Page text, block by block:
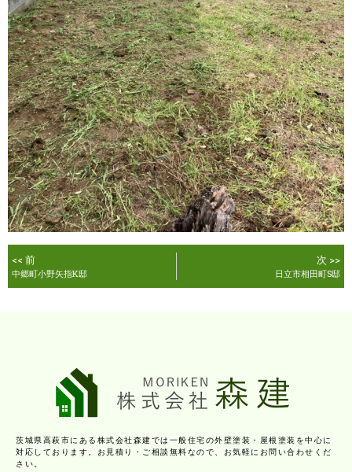
<< 前
中郷町小野矢指K邸
次 >>
日立市相田町S邸
茨城県高萩市にある株式会社森建では一般住宅の外壁塗装・屋根塗装を中心に
対応しております。お見積り・ご相談無料なので、お気軽にお問い合わせくだ
さい。